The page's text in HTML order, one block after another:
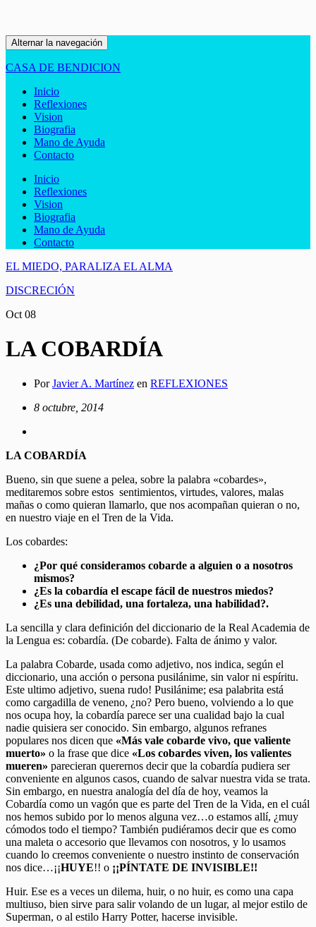
Alternar la navegación
CASA DE BENDICION
Inicio
Reflexiones
Vision
Biografia
Mano de Ayuda
Contacto
Inicio
Reflexiones
Vision
Biografia
Mano de Ayuda
Contacto
EL MIEDO, PARALIZA EL ALMA
DISCRECIÓN
Oct 08
LA COBARDÍA
PorJavier A. Martínez en REFLEXIONES
8 octubre, 2014
LA COBARDÍA
Bueno, sin que suene a pelea, sobre la palabra «cobardes»,
meditaremos sobre estos sentimientos, virtudes, valores, malas
mañas o como quieran llamarlo, que nos acompañan quieran o no,
en nuestro viaje en el Tren de la Vida.
Los cobardes:
¿Por qué consideramos cobarde a alguien o a nosotros
mismos?
¿Es la cobardía el escape fácil de nuestros miedos?
¿Es una debilidad, una fortaleza, una habilidad?.
La sencilla y clara definición del diccionario de la Real Academia de
la Lengua es: cobardía. (De cobarde). Falta de ánimo y valor.
La palabra Cobarde, usada como adjetivo, nos indica, según el
diccionario, una acción o persona pusilánime, sin valor ni espíritu.
Este ultimo adjetivo, suena rudo! Pusilánime; esa palabrita está
como cargadilla de veneno, ¿no? Pero bueno, volviendo a lo que
nos ocupa hoy, la cobardía parece ser una cualidad bajo la cual
nadie quisiera ser conocido. Sin embargo, algunos refranes
populares nos dicen que «Más vale cobarde vivo, que valiente
muerto» o la frase que dice «Los cobardes viven, los valientes
mueren» parecieran querernos decir que la cobardía pudiera ser
conveniente en algunos casos, cuando de salvar nuestra vida se trata.
Sin embargo, en nuestra analogía del día de hoy, veamos la
Cobardía como un vagón que es parte del Tren de la Vida, en el cuál
nos hemos subido por lo menos alguna vez…o estamos allí, ¿muy
cómodos todo el tiempo? También pudiéramos decir que es como
una maleta o accesorio que llevamos con nosotros, y lo usamos
cuando lo creemos conveniente o nuestro instinto de conservación
nos dice…¡¡HUYE!! o ¡¡PÍNTATE DE INVISIBLE!!
Huir. Ese es a veces un dilema, huir, o no huir, es como una capa
multiuso, bien sirve para salir volando de un lugar, al mejor estilo de
Superman, o al estilo Harry Potter, hacerse invisible.